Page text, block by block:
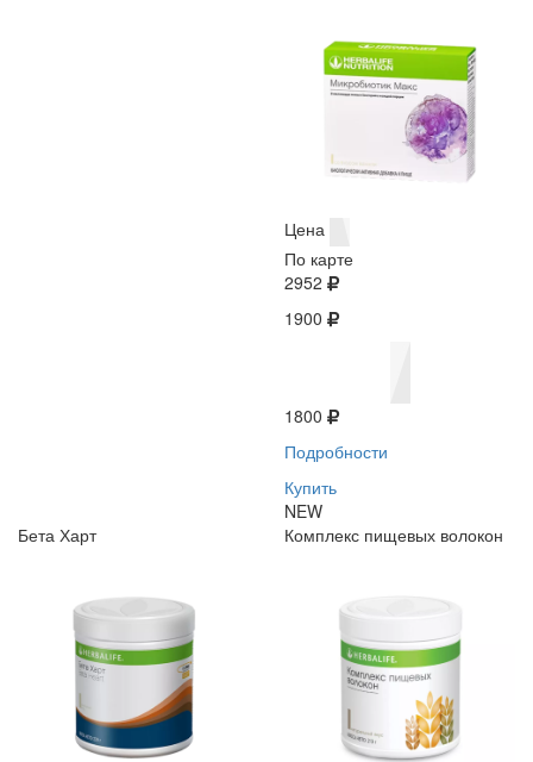
Цена
По карте
2952
1900
1800
Подробности
Купить
NEW
Бета Харт
Комплекс пищевых волокон